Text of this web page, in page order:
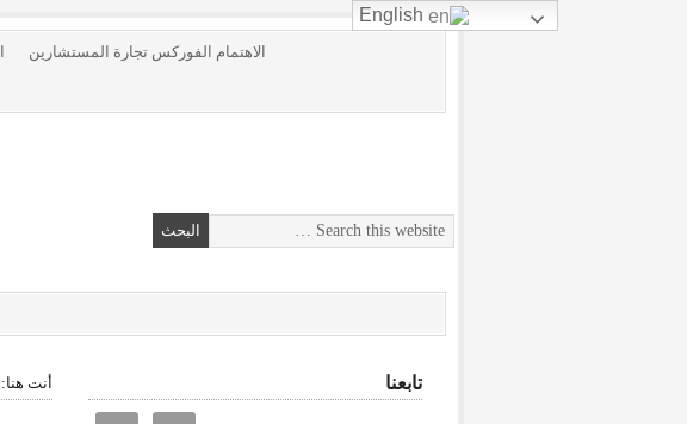
الاهتمام الفوركس تجارة المستشارين
أنت هنا: تابعنا
English